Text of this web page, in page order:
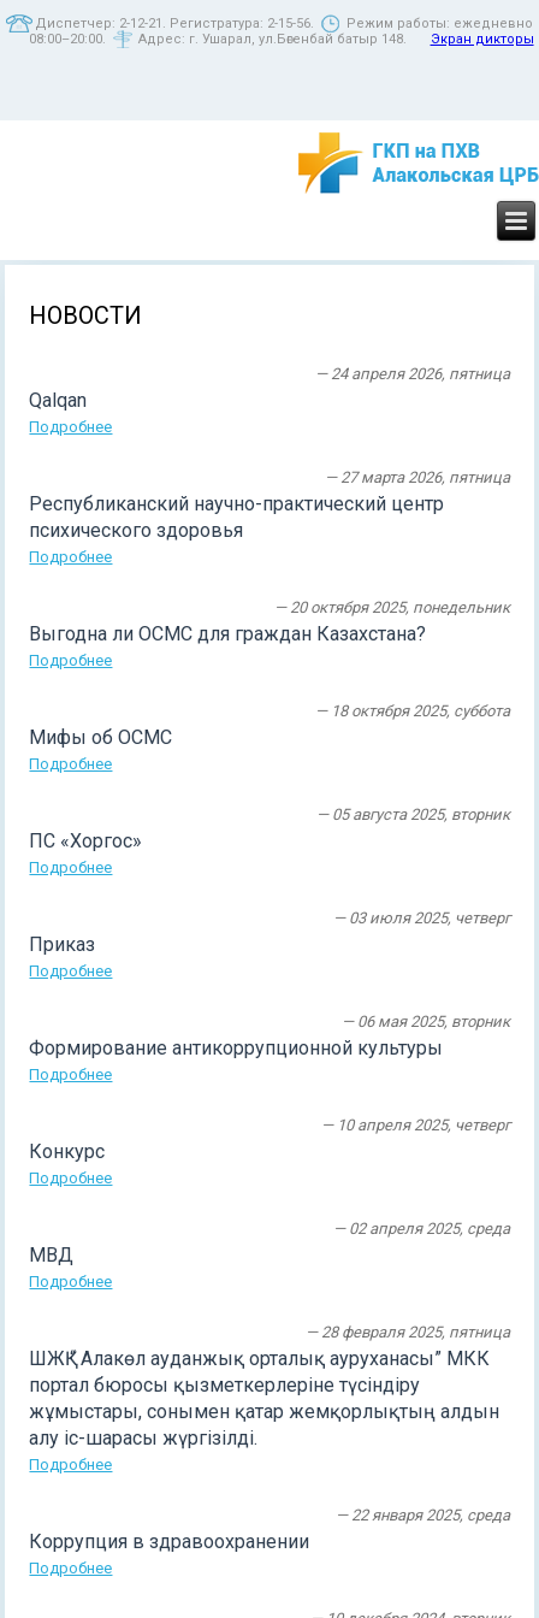
Диспетчер: 2-12-21. Регистратура: 2-15-56.
Режим работы: ежедневно
08:00–20:00.
Адрес: г. Ушарал, ул.Бөгенбай батыр 148. Экран дикторы
НОВОСТИ
— 24 апреля 2026, пятница
Qalqan
Подробнее
— 27 марта 2026, пятница
Республиканский научно-практический центр
психического здоровья
Подробнее
— 20 октября 2025, понедельник
Выгодна ли ОСМС для граждан Казахстана?
Подробнее
— 18 октября 2025, суббота
Мифы об ОСМС
Подробнее
— 05 августа 2025, вторник
ПС «Хоргос»
Подробнее
— 03 июля 2025, четверг
Приказ
Подробнее
— 06 мая 2025, вторник
Формирование антикоррупционной культуры
Подробнее
— 10 апреля 2025, четверг
Конкурс
Подробнее
— 02 апреля 2025, среда
МВД
Подробнее
— 28 февраля 2025, пятница
ШЖҚ “ Алакөл ауданжық орталық ауруханасы” МКК
портал бюросы қызметкерлеріне түсіндіру
жұмыстары, сонымен қатар жемқорлықтың алдын
алу іс-шарасы жүргізілді.
Подробнее
— 22 января 2025, среда
Коррупция в здравоохранении
Подробнее